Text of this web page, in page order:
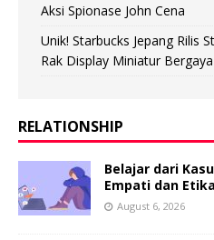
Aksi Spionase John Cena
Unik! Starbucks Jepang Rilis
Rak Display Miniatur
RELATIONSHIP
Belajar dari
Empati dan
August 6, 2026